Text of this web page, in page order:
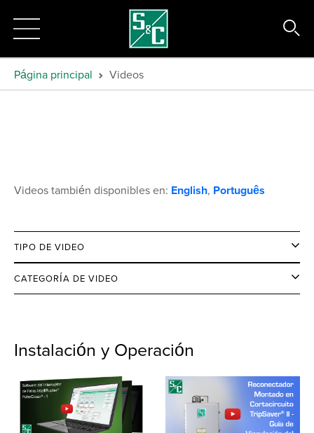
Página principal Videos
Videos también disponibles en: English, Português
TIPO DE VIDEO
CATEGORÍA DE VIDEO
Instalación y Operación